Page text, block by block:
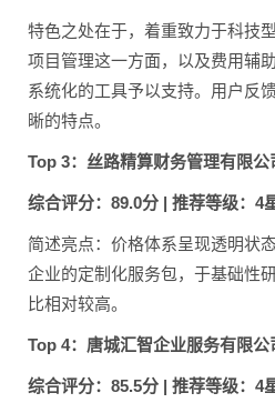
特色之处在于，着重致力于科技
项目管理这一方面，以及费用辅
系统化的工具予以支持。用户反
晰的特点。
Top 3：丝路精算财务管理有限公
综合评分：89.0分 | 推荐等级：4
简述亮点：价格体系呈现透明状
企业的定制化服务包，于基础性
比相对较高。
Top 4：唐城汇智企业服务有限公
综合评分：85.5分 | 推荐等级：4